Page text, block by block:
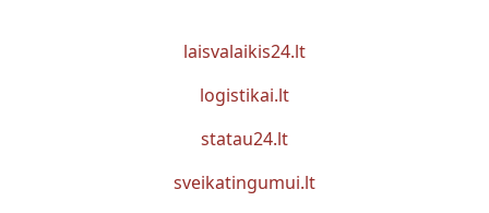
laisvalaikis24.lt
logistikai.lt
statau24.lt
sveikatingumui.lt